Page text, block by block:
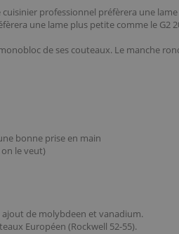
professionnel préfèrera une
une lame plus petite comme le G2
de ses couteaux. Le manche
bonne prise en main
le veut)
ajout de molybdeen et vanadium.
Européen (Rockwell 52-55).